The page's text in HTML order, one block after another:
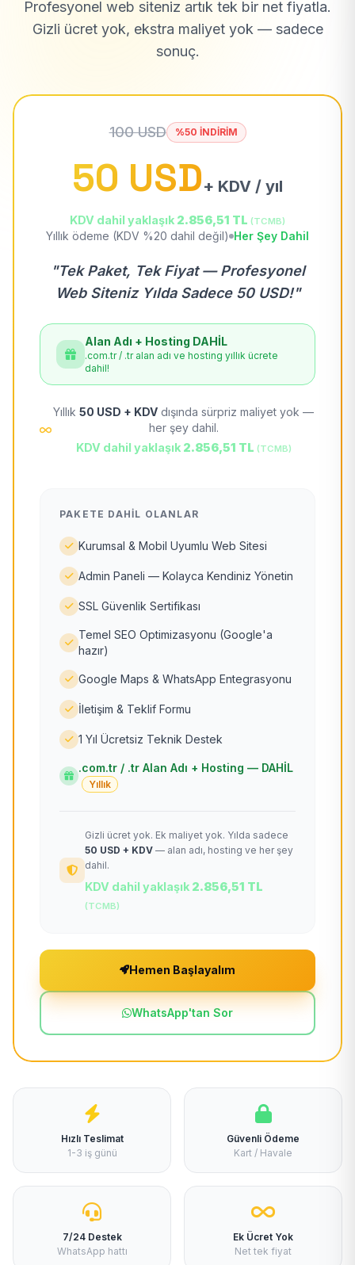
Profesyonel web siteniz artık tek bir net fiyatla.
Gizli ücret yok, ekstra maliyet yok — sadece
sonuç.
100 USD %50 İNDİRİM
50 USD+ KDV / yıl
KDV dahil yaklaşık 2.856,51 TL (TCMB)
Yıllık ödeme (KDV %20 dahil değil) Her Şey Dahil
"Tek Paket, Tek Fiyat — Profesyonel
Web Siteniz Yılda Sadece 50 USD!"
Alan Adı + Hosting DAHİL
.com.tr / .tr alan adı ve hosting yıllık ücrete
dahil!
Yıllık 50 USD + KDV dışında sürpriz maliyet yok —
her şey dahil.
KDV dahil yaklaşık 2.856,51 TL (TCMB)
PAKETE DAHIL OLANLAR
Kurumsal & Mobil Uyumlu Web Sitesi
Admin Paneli — Kolayca Kendiniz Yönetin
SSL Güvenlik Sertifikası
Temel SEO Optimizasyonu (Google'a
hazır)
Google Maps & WhatsApp Entegrasyonu
İletişim & Teklif Formu
1 Yıl Ücretsiz Teknik Destek
.com.tr / .tr Alan Adı + Hosting — DAHİL
Yıllık
Gizli ücret yok. Ek maliyet yok. Yılda sadece
50 USD + KDV — alan adı, hosting ve her şey
dahil.
KDV dahil yaklaşık 2.856,51 TL
(TCMB)
Hemen Başlayalım
WhatsApp'tan Sor
Hızlı Teslimat
1-3 iş günü
Güvenli Ödeme
Kart / Havale
7/24 Destek
WhatsApp hattı
Ek Ücret Yok
Net tek fiyat